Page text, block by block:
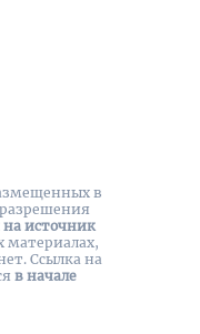
в
на источник
материалах,
Ссылка на
в начале